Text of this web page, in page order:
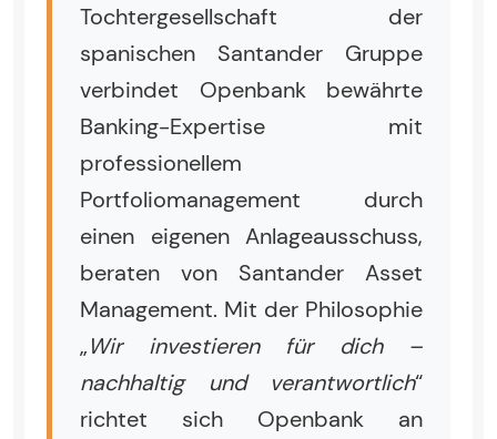
Tochtergesellschaft der
spanischen Santander Gruppe
verbindet Openbank bewährte
Banking-Expertise mit
professionellem
Portfoliomanagement durch
einen eigenen Anlageausschuss,
beraten von Santander Asset
Management. Mit der Philosophie
„Wir investieren für dich –
nachhaltig und verantwortlich“
richtet sich Openbank an